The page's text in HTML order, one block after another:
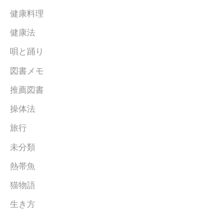
健康料理
健康法
唄と踊り
図書メモ
推薦図書
操体法
旅行
未分類
熱帯魚
猫物語
生き方